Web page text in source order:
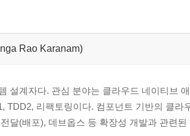
Rao Karanam)
설계자다. 관심 분야는 클라우드 네이티브
TDD2, 리팩토링이다. 컴포넌트 기반의 클
달(배포), 데브옵스 등 확장성 개발과 관련